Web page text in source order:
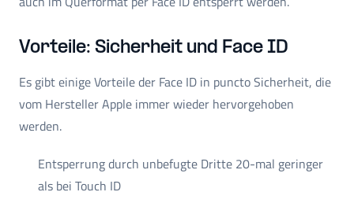
Vorteile: Sicherheit und Face ID
Es gibt einige Vorteile der Face ID in puncto Sicherheit, die
vom Hersteller Apple immer wieder hervorgehoben
werden.
Entsperrung durch unbefugte Dritte 20-mal geringer
als bei Touch ID